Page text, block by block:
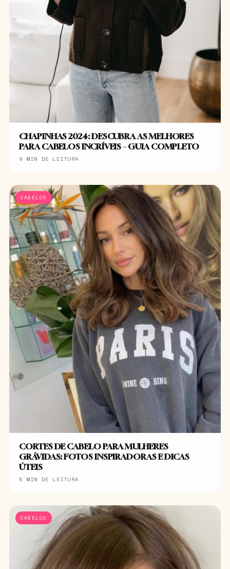
CHAPINHAS 2024: DESCUBRA AS MELHORES
PARA CABELOS INCRÍVEIS – GUIA COMPLETO
9 MIN DE LEITURA
CABELOS
CORTES DE CABELO PARA MULHERES
GRÁVIDAS: FOTOS INSPIRADORAS E DICAS
ÚTEIS
5 MIN DE LEITURA
CABELOS